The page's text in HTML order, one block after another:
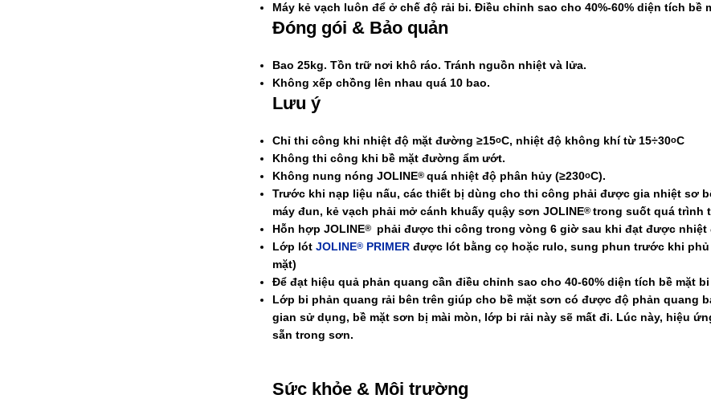
Máy kẻ vạch luôn để ở chế độ rải bi. Điều chỉnh sao cho 40%-60% diện tích
Đóng gói & Bảo quản
Bao 25kg. Tồn trữ nơi khô ráo. Tránh nguồn nhiệt và lửa.
Không xếp chồng lên nhau quá 10 bao.
Lưu ý
Chỉ thi công khi nhiệt độ mặt đường ≥15oC, nhiệt độ không khí từ 15÷30oC
Không thi công khi bề mặt đường ẩm ướt.
Không nung nóngJOLINE®quá nhiệt độ phân hủy (≥230oC).
Trước khi nạp liệu nấu, các thiết bị dùng cho thi công phải được gia nhiệt sơ
máy đun, kẻ vạch phải mở cánh khuấy quậy sơnJOLINE®trong suốt quá trình
Hỗn hợpJOLINE® phải được thi công trong vòng 6 giờ sau khi đạt được nhiệt
Lớp lót JOLINE® PRIMER được lót bằng cọ hoặc rulo, sung phun trước khi
mặt)
Để đạt hiệu quả phản quang cần điều chỉnh sao cho 40-60% diện tích bề mặt
Lớp bi phản quang rải bên trên giúp cho bề mặt sơn có được độ phản quang
gian sử dụng, bề mặt sơn bị mài mòn, lớp bi rải này sẽ mất đi. Lúc này, hiệu
sẵn trong sơn.
Sức khỏe & Môi trường